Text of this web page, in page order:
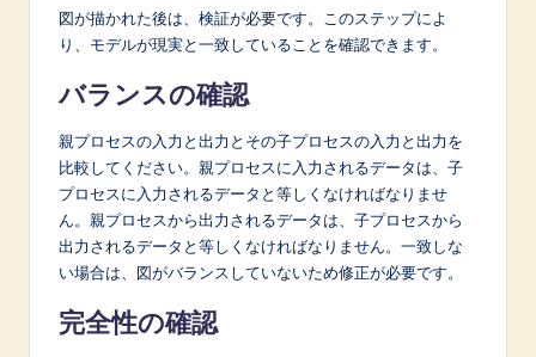
図が描かれた後は、検証が必要です。このステップによ
り、モデルが現実と一致していることを確認できます。
バランスの確認
親プロセスの入力と出力とその子プロセスの入力と出力を
比較してください。親プロセスに入力されるデータは、子
プロセスに入力されるデータと等しくなければなりませ
ん。親プロセスから出力されるデータは、子プロセスから
出力されるデータと等しくなければなりません。一致しな
い場合は、図がバランスしていないため修正が必要です。
完全性の確認